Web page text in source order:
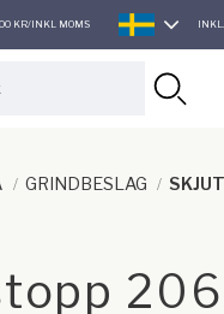
KR/INKL MOMS
SVENSKA
GRINDBESLAG